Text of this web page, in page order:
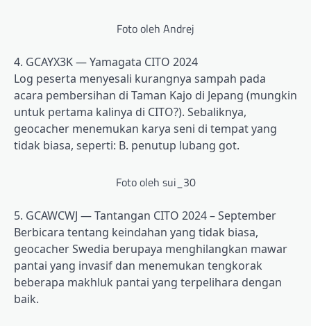
Foto oleh Andrej
4. GCAYX3K — Yamagata CITO 2024
Log peserta menyesali kurangnya sampah pada
acara pembersihan di Taman Kajo di Jepang (mungkin
untuk pertama kalinya di CITO?). Sebaliknya,
geocacher menemukan karya seni di tempat yang
tidak biasa, seperti: B. penutup lubang got.
Foto oleh sui_30
5. GCAWCWJ — Tantangan CITO 2024 – September
Berbicara tentang keindahan yang tidak biasa,
geocacher Swedia berupaya menghilangkan mawar
pantai yang invasif dan menemukan tengkorak
beberapa makhluk pantai yang terpelihara dengan
baik.